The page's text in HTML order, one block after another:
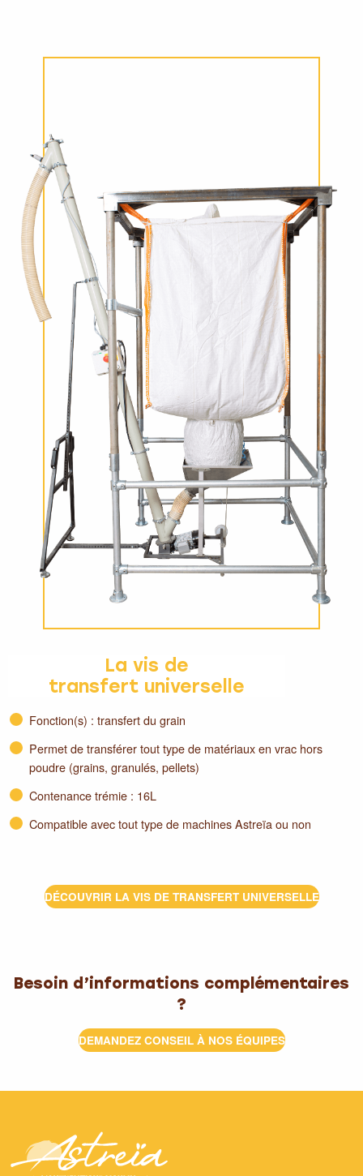
La vis de
transfert universelle
Fonction(s) : transfert du grain
Permet de transférer tout type de matériaux en vrac hors
poudre (grains, granulés, pellets)
Contenance trémie : 16L
Compatible avec tout type de machines Astreïa ou non
DÉCOUVRIR LA VIS DE TRANSFERT UNIVERSELLE
Besoin d’informations complémentaires
?
DEMANDEZ CONSEIL À NOS ÉQUIPES